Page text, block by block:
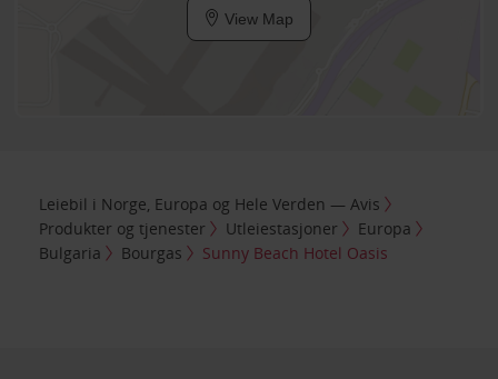
View Map
Leiebil i Norge, Europa og Hele Verden — Avis
Produkter og tjenester
Utleiestasjoner
Europa
Bulgaria
Bourgas Sunny Beach Hotel Oasis